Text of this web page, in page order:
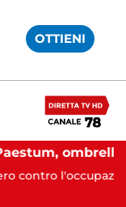
OTTIENI
Capaccio Paestum, ombrellone selvaggio: blitz della Municipale, sgomberate tutte le spiagge libere
l'occupazione